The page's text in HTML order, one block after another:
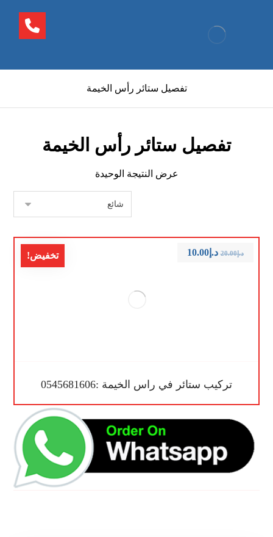
تفصيل ستائر رأس الخيمة
تفصيل ستائر رأس الخيمة
عرض النتيجة الوحيدة
تخفيض!
تركيب ستائر في راس الخيمة :0545681606
د.إ20.00 د.إ10.00